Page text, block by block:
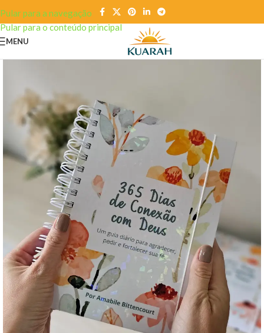
Pular para a navegação
Pular para o conteúdo principal
MENU